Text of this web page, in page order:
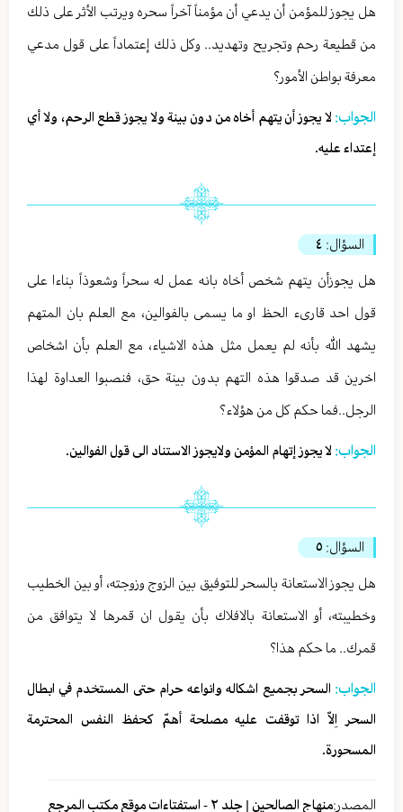
هل يجوز للمؤمن أن يدعي أن مؤمناً آخراً سحره ويرتب الأثر على ذلك
من قطيعة رحم وتجريح وتهديد.. وكل ذلك إعتماداً على قول مدعي
معرفة بواطن الأمور؟
الجواب: لا يجوز أن يتهم أخاه من دون بينة ولا يجوز قطع الرحم، ولا أي
إعتداء عليه.
السؤال: ٤
هل يجوزأن يتهم شخص أخاه بانه عمل له سحراً وشعوذاً بناءا على
قول احد قارىء الحظ او ما يسمى بالفوالين، مع العلم بان المتهم
يشهد الله بأنه لم يعمل مثل هذه الاشياء، مع العلم بأن اشخاص
اخرين قد صدقوا هذه التهم بدون بينة حق، فنصبوا العداوة لهذا
الرجل..فما حكم كل من هؤلاء؟
الجواب: لا يجوز إتهام المؤمن ولايجوز الاستناد الى قول الفوالين.
السؤال: ٥
هل يجوز الاستعانة بالسحر للتوفيق بين الزوج وزوجته، أو بين الخطيب
وخطيبته، أو الاستعانة بالافلاك بأن يقول ان قمرها لا يتوافق من
قمرك.. ما حكم هذا؟
الجواب: السحر بجميع اشكاله وانواعه حرام حتى المستخدم في ابطال
السحر اِلاّ اذا توقفت عليه مصلحة أهمّ كحفظ النفس المحترمة
المسحورة.‏
المصدر:منهاج الصالحين | جلد ٢ - استفتاءات موقع مكتب المرجع